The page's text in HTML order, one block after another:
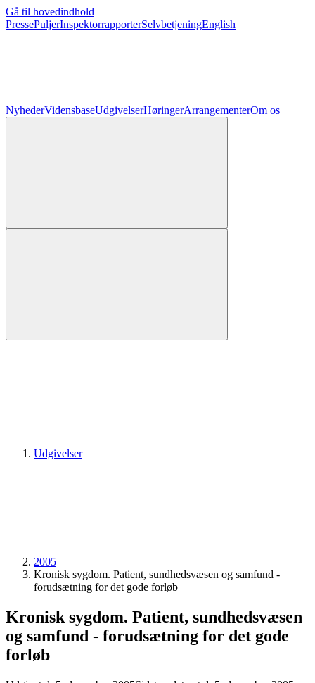
Gå til hovedindhold
PressePuljerInspektorrapporterSelvbetjeningEnglish
NyhederVidensbaseUdgivelserHøringerArrangementerOm os
Udgivelser
2005
Kronisk sygdom. Patient, sundhedsvæsen og samfund -
forudsætning for det gode forløb
Kronisk sygdom. Patient, sundhedsvæsen
og samfund - forudsætning for det gode
forløb